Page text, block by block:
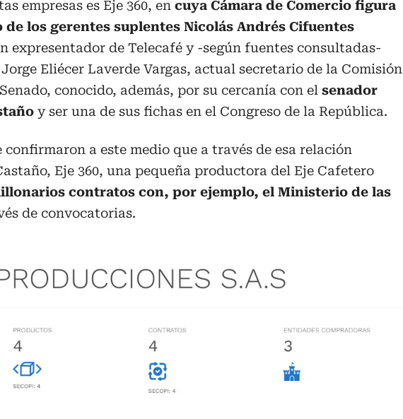
empresas es Eje 360, en cuya Cámara de Comercio figura
de los gerentes suplentes Nicolás Andrés Cifuentes
expresentador de Telecafé y -según fuentes consultadas-
Eliécer Laverde Vargas, actual secretario de la Comisión
conocido, además, por su cercanía con el senador
y ser una de sus fichas en el Congreso de la República.
confirmaron a este medio que a través de esa relación
Eje 360, una pequeña productora del Eje Cafetero
contratos con, por ejemplo, el Ministerio de las
de convocatorias.